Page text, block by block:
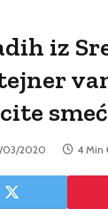
iz
03/2020 4 Min